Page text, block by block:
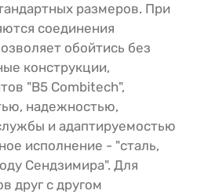
размеров. При
соединения
обойтись без
конструкции,
"B5 Combitech",
надежностью,
и адаптируемостью
исполнение - "сталь,
Сендзимира". Для
друг с другом